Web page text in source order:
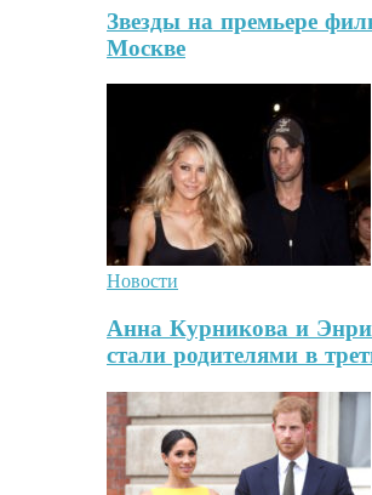
Звезды на премьере
Москве
Новости
Анна Курникова и
стали родителями в